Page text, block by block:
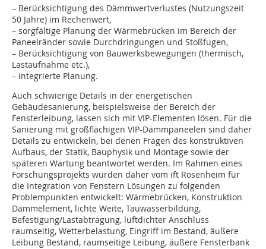
– Berücksichtigung des Dämmwertverlustes (Nutzungszeit
50 Jahre) im Rechenwert,
– sorgfältige Planung der Wärmebrücken im Bereich der
Paneelränder sowie Durchdringungen und Stoßfugen,
– Berücksichtigung von Bauwerksbewegungen (thermisch,
Lastaufnahme etc.),
– integrierte Planung.
Auch schwierige Details in der energetischen
Gebäudesanierung, beispielsweise der Bereich der
Fensterleibung, lassen sich mit VIP-Elemen­ten lösen. Für die
Sanierung mit groß­flächigen VIP-Dämmpaneelen sind daher
Details zu ent­wickeln, bei denen Fragen des konstruktiven
Aufbaus, der Statik, Bauphysik und Montage sowie der
späteren Wartung beantwortet wer­den. Im Rahmen eines
Forschungsprojekts wurden daher vom ift Rosenheim für
die Integration von Fenstern Lösungen zu folgen­den
Problempunkten entwickelt: Wärmebrücken, Konstruktion
Dämmelement, lichte Weite, Tauwasserbildung,
Befestigung/Lastabtragung, luftdichter Anschluss
raumseitig, Wetterbelastung, Eingriff im Bestand, äußere
Leibung Bestand, raumseitige Leibung, äußere Fensterbank